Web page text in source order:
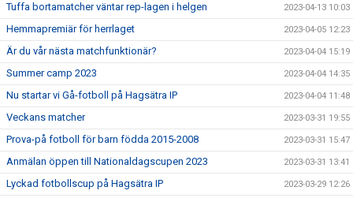
Tuffa bortamatcher väntar rep-lagen i helgen 2023-04-13 10:03
Hemmapremiär för herrlaget 2023-04-05 12:23
Är du vår nästa matchfunktionär? 2023-04-04 15:19
Summer camp 2023 2023-04-04 14:35
Nu startar vi Gå-fotboll på Hagsätra IP 2023-04-04 11:48
Veckans matcher 2023-03-31 19:55
Prova-på fotboll för barn födda 2015-2008 2023-03-31 15:47
Anmälan öppen till Nationaldagscupen 2023 2023-03-31 13:41
Lyckad fotbollscup på Hagsätra IP 2023-03-29 12:26